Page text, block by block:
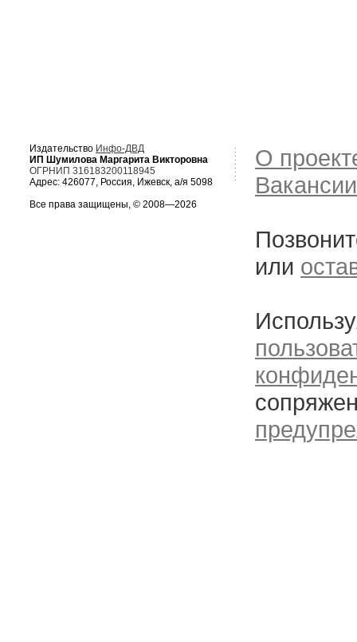
Издательство Инфо-ДВД
ИП Шумилова Маргарита Викторовна
ОГРНИП 316183200118945
Адрес: 426077, Россия, Ижевск, а/я 5098
Все права защищены, © 2008—2026
О
Вакансии
или